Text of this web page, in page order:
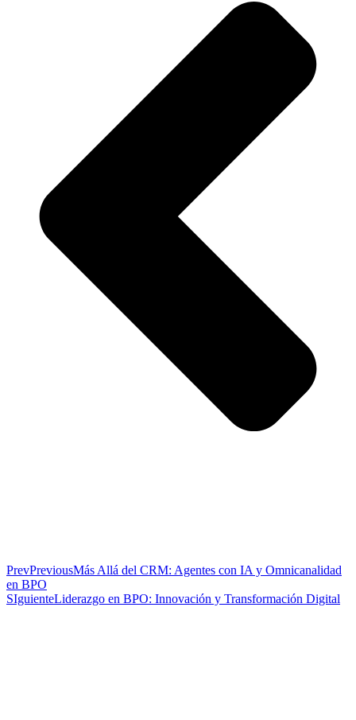
PrevPreviousMás Allá del CRM: Agentes con IA y Omnicanalidad
en BPO
SIguienteLiderazgo en BPO: Innovación y Transformación Digital